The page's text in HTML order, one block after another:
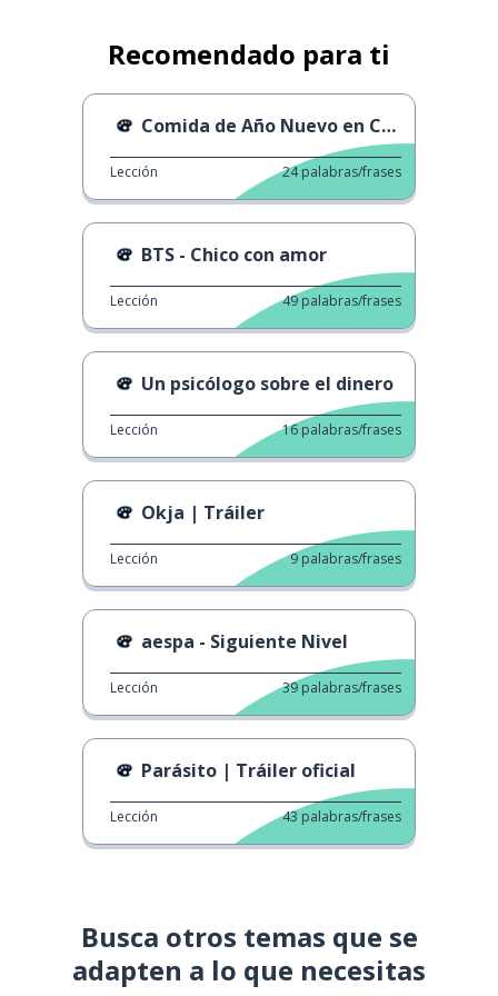
Recomendado para ti
Comida de Año Nuevo en Corea
Lección 24 palabras/frases
BTS - Chico con amor
Lección 49 palabras/frases
Un psicólogo sobre el dinero
Lección 16 palabras/frases
Okja | Tráiler
Lección 9 palabras/frases
aespa - Siguiente Nivel
Lección 39 palabras/frases
Parásito | Tráiler oficial
Lección 43 palabras/frases
Busca otros temas que se
adapten a lo que necesitas